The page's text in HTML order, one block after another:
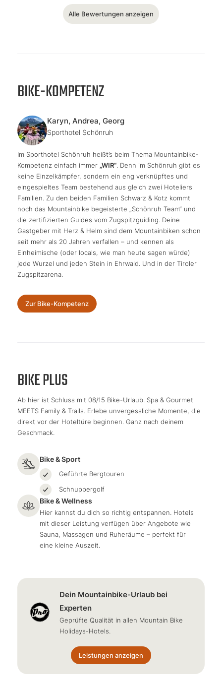
Alle Bewertungen anzeigen
BIKE-KOMPETENZ
Karyn, Andrea, Georg
Sporthotel Schönruh
Im Sporthotel Schönruh heißt’s beim Thema Mountainbike-
Kompetenz einfach immer „WIR“. Denn im Schönruh gibt es
keine Einzelkämpfer, sondern ein eng verknüpftes und
eingespieltes Team bestehend aus gleich zwei Hoteliers
Familien. Zu den beiden Familien Schwarz & Kotz kommt
noch das Mountainbike begeisterte „Schönruh Team“ und
die zertifizierten Guides vom Zugspitzguiding. Deine
Gastgeber mit Herz & Helm sind dem Mountainbiken schon
seit mehr als 20 Jahren verfallen – und kennen als
Einheimische (oder locals, wie man heute sagen würde)
jede Wurzel und jeden Stein in Ehrwald. Und in der Tiroler
Zugspitzarena.
Zur Bike-Kompetenz
BIKE PLUS
Ab hier ist Schluss mit 08/15 Bike-Urlaub. Spa & Gourmet
MEETS Family & Trails. Erlebe unvergessliche Momente, die
direkt vor der Hoteltüre beginnen. Ganz nach deinem
Geschmack.
Bike & Sport
Geführte Bergtouren
Schnuppergolf
Bike & Wellness
Hier kannst du dich so richtig entspannen. Hotels
mit dieser Leistung verfügen über Angebote wie
Sauna, Massagen und Ruheräume – perfekt für
eine kleine Auszeit.
Dein Mountainbike-Urlaub bei
Experten
Geprüfte Qualität in allen Mountain Bike
Holidays-Hotels.
Leistungen anzeigen